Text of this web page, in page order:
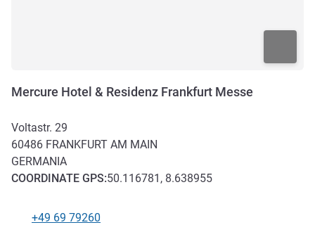
Mercure Hotel & Residenz Frankfurt Messe
Voltastr. 29
60486 FRANKFURT AM MAIN
GERMANIA
COORDINATE GPS:50.116781, 8.638955
+49 69 79260